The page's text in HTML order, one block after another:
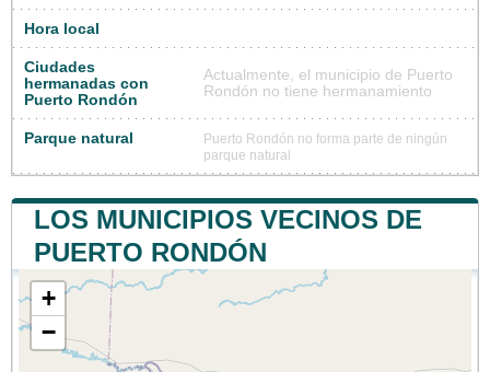
Hora local
Ciudades
hermanadas con
Puerto Rondón
Actualmente, el municipio de Puerto
Rondón no tiene hermanamiento
Parque natural
Puerto Rondón no forma parte de ningún
parque natural
LOS MUNICIPIOS VECINOS DE
PUERTO RONDÓN
+
−